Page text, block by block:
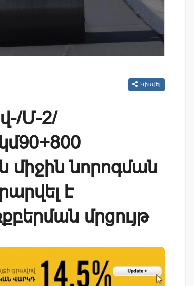
Կիսվել
Մ-2/
նորոգման
է
մրցույթ